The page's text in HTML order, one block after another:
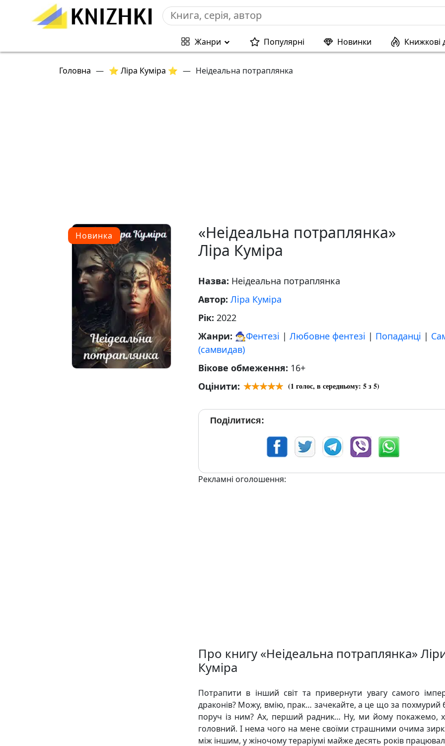
Жанри Популярні Новинки Книжкові
Головна — ⭐ Ліра Куміра ⭐ — Неідеальна потраплянка
Новинка
«Неідеальна потраплянка»
Ліра Куміра
Назва: Неідеальна потраплянка
Автор: Ліра Куміра
Рік: 2022
Жанри: 🧙‍♂️Фентезі | Любовне фентезі | Попаданці |
(самвидав)
Вікове обмеження: 16+
Оцінити:
(1 голос, в середньому: 5з 5)
Поділитися:
Рекламні оголошення:
Про книгу «Неідеальна потраплянка»
Куміра
Потрапити в інший світ та привернути увагу самого
драконів? Можу, вмію, прак… зачекайте, а це що за похмурий
поруч із ним? Ах, перший радник… Ну, ми йому покажемо,
головний. І нема чого на мене своїми страшними очима
між іншим, у жіночому тераріумі майже десять років